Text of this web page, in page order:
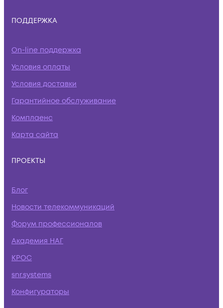
ПОДДЕРЖКА
On-line поддержка
Условия оплаты
Условия доставки
Гарантийное обслуживание
Комплаенс
Карта сайта
ПРОЕКТЫ
Блог
Новости телекоммуникаций
Форум профессионалов
Академия НАГ
КРОС
snr.systems
Конфигураторы